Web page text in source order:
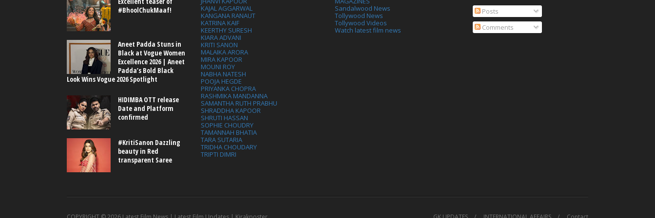
#BhoolChukMaaf!
Aneet Padda Stuns in
Black at Vogue Women
Excellence 2026 | Aneet
Padda’s Bold Black
Look Wins Vogue 2026 Spotlight
HIDIMBA OTT release
Date and Platform
confirmed
#KritiSanon Dazzling
beauty in Red
transparent Saree
KAJAL AGGARWAL
KANGANA RANAUT
KATRINA KAIF
KEERTHY SURESH
KIARA ADVANI
KRITI SANON
MALAIKA ARORA
MIRA KAPOOR
MOUNI ROY
NABHA NATESH
POOJA HEGDE
PRIYANKA CHOPRA
RASHMIKA MANDANNA
SAMANTHA RUTH PRABHU
SHRADDHA KAPOOR
SHRUTI HASSAN
SOPHIE CHOUDRY
TAMANNAH BHATIA
TARA SUTARIA
TRIDHA CHOUDARY
TRIPTI DIMRI
Sandalwood News
Tollywood News
Tollywood Videos
Watch latest film news
Posts
Comments